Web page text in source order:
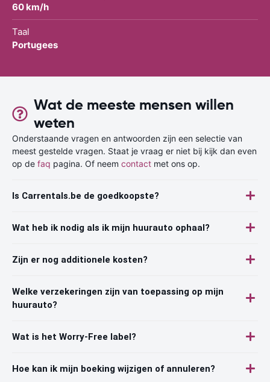
60 km/h
Taal
Portugees
Wat de meeste mensen willen
weten
Onderstaande vragen en antwoorden zijn een selectie van
meest gestelde vragen. Staat je vraag er niet bij kijk dan even
op de faq pagina. Of neem contact met ons op.
Is Carrentals.be de goedkoopste?
Wat heb ik nodig als ik mijn huurauto ophaal?
Zijn er nog additionele kosten?
Welke verzekeringen zijn van toepassing op mijn
huurauto?
Wat is het Worry-Free label?
Hoe kan ik mijn boeking wijzigen of annuleren?